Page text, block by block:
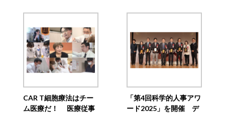
CAR T細胞療法はチー
ム医療だ！ 医療従事
「第4回科学的人事アワ
ード2025」を開催 デ